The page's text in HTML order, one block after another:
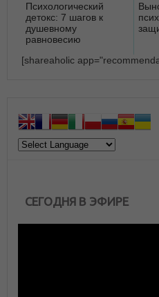
Психологический
детокс: 7 шагов к
душевному
равновесию
[shareaholic
СЕГОДНЯ В ЭФИРЕ